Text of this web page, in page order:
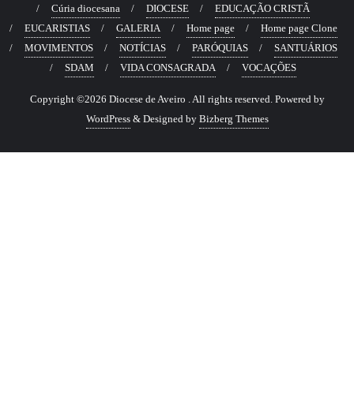
Cúria diocesana
DIOCESE
EDUCAÇÃO CRISTÃ
EUCARISTIAS
GALERIA Home page
Home page Clone
MOVIMENTOS
NOTÍCIAS PARÓQUIAS
SANTUÁRIOS
SDAM
VIDA CONSAGRADA VOCAÇÕES
Copyright ©2026 Diocese de Aveiro . All rights reserved. Powered by
WordPress & Designed by Bizberg Themes